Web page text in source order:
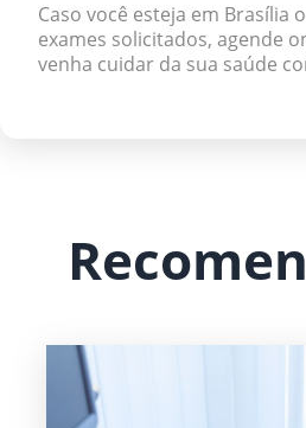
Caso você esteja em Brasília
exames solicitados, agende
venha cuidar da sua saúde